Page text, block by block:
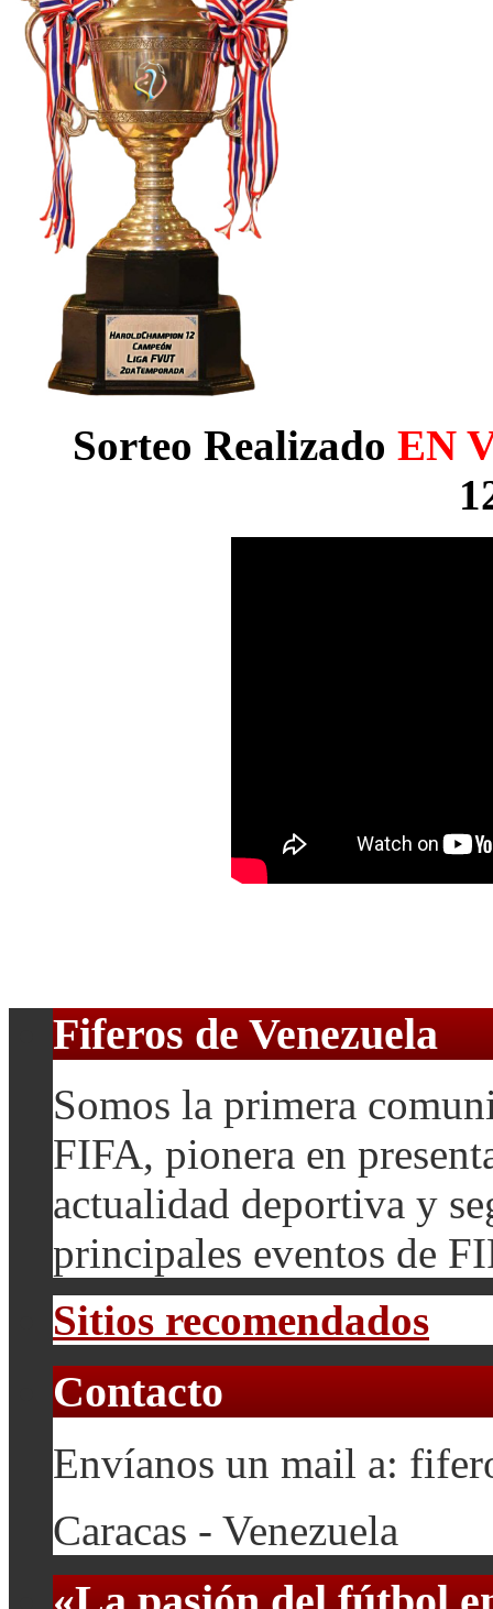
Sorteo Realizado EN
Fiferos de Venezuela
Somos la primera
FIFA, pionera en
actualidad deportiva y
principales eventos de
Sitios recomendados
Contacto
Envíanos un mail a:
Caracas - Venezuela